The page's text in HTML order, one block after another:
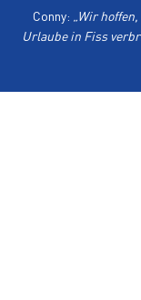
Conny: „Wir
Urlaube in Fiss